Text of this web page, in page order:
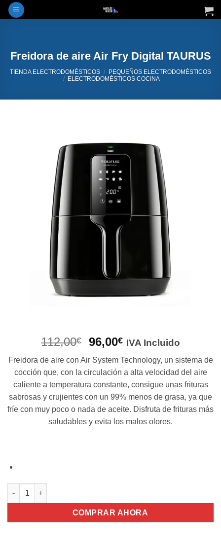
Saltar
al
Freidora de aire Air Fry Digital TAURUS
TIENDA ELECTRODOMÉSTICOS /
PEQUEÑOS ELECTRODOMÉSTICOS
/
ELECTRODOMÉSTICOS COCINA
112,00€
El
original
era:
112,00€.
96,00€El
actual
es:
96,00€.
IVA Incluido
Freidora de aire con Air System Technology, un sistema de
cocción que, con la circulación a alta velocidad del aire
caliente a temperatura constante, consigue unas frituras
sabrosas y crujientes con un 99% menos de grasa, ya que
fríe con muy poco o nada de aceite. Disfruta de frituras más
saludables y evita los malos olores.
Freidora de aire Air Fry Digital TAURUS cantidad
COMPRAR AHORA